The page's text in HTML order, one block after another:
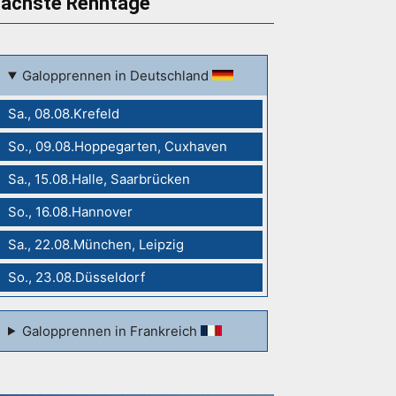
Galopprennen in Deutschland
Sa., 08.08.Krefeld
So., 09.08.Hoppegarten, Cuxhaven
Sa., 15.08.Halle, Saarbrücken
So., 16.08.Hannover
Sa., 22.08.München, Leipzig
So., 23.08.Düsseldorf
Galopprennen in Frankreich